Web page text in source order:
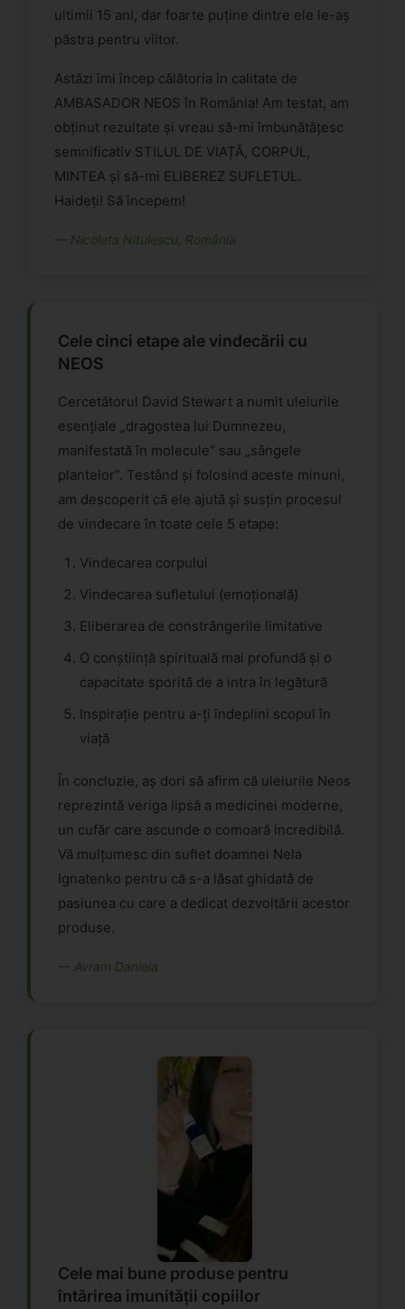
ultimii 15 ani, dar foarte puține dintre ele le-aș
păstra pentru viitor.
Astăzi îmi încep călătoria în calitate de
AMBASADOR NEOS în România! Am testat, am
obținut rezultate și vreau să-mi îmbunătățesc
semnificativ STILUL DE VIAȚĂ, CORPUL,
MINTEA și să-mi ELIBEREZ SUFLETUL.
Haideți! Să începem!
— Nicoleta Nitulescu, România
Cele cinci etape ale vindecării cu
NEOS
Cercetătorul David Stewart a numit uleiurile
esențiale „dragostea lui Dumnezeu,
manifestată în molecule” sau „sângele
plantelor”. Testând și folosind aceste minuni,
am descoperit că ele ajută și susțin procesul
de vindecare în toate cele 5 etape:
Vindecarea corpului
Vindecarea sufletului (emoțională)
Eliberarea de constrângerile limitative
O conștiință spirituală mai profundă și o
capacitate sporită de a intra în legătură
Inspirație pentru a-ți îndeplini scopul în
viață
În concluzie, aș dori să afirm că uleiurile Neos
reprezintă veriga lipsă a medicinei moderne,
un cufăr care ascunde o comoară incredibilă.
Vă mulțumesc din suflet doamnei Nela
Ignatenko pentru că s-a lăsat ghidată de
pasiunea cu care a dedicat dezvoltării acestor
produse.
— Avram Daniela
Cele mai bune produse pentru
întărirea imunității copiilor